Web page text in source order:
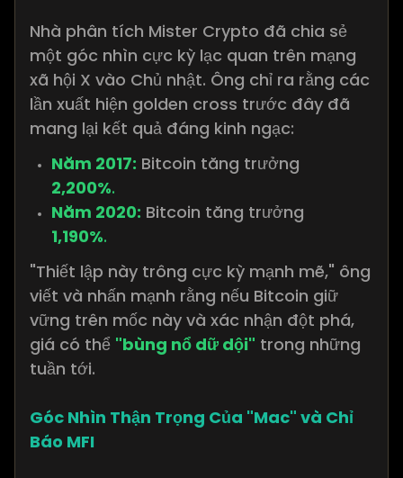
Nhà phân tích Mister Crypto đã chia sẻ
một góc nhìn cực kỳ lạc quan trên mạng
xã hội X vào Chủ nhật. Ông chỉ ra rằng các
lần xuất hiện golden cross trước đây đã
mang lại kết quả đáng kinh ngạc:
Năm 2017: Bitcoin tăng trưởng
2,200%.
Năm 2020: Bitcoin tăng trưởng
1,190%.
"Thiết lập này trông cực kỳ mạnh mẽ," ông
viết và nhấn mạnh rằng nếu Bitcoin giữ
vững trên mốc này và xác nhận đột phá,
giá có thể "bùng nổ dữ dội" trong những
tuần tới.
Góc Nhìn Thận Trọng Của "Mac" và Chỉ
Báo MFI